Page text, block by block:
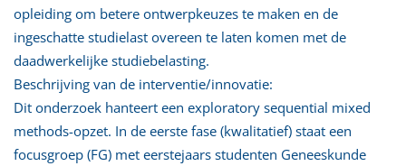
opleiding om betere ontwerpkeuzes te maken en de
ingeschatte studielast overeen te laten komen met de
daadwerkelijke studiebelasting.
Beschrijving van de interventie/innovatie:
Dit onderzoek hanteert een exploratory sequential mixed
methods-opzet. In de eerste fase (kwalitatief) staat een
focusgroep (FG) met eerstejaars studenten Geneeskunde